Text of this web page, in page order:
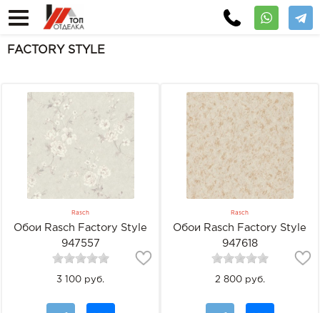
FACTORY STYLE
Rasch
Обои Rasch Factory Style
947557
3 100 руб.
Rasch
Обои Rasch Factory Style
947618
2 800 руб.